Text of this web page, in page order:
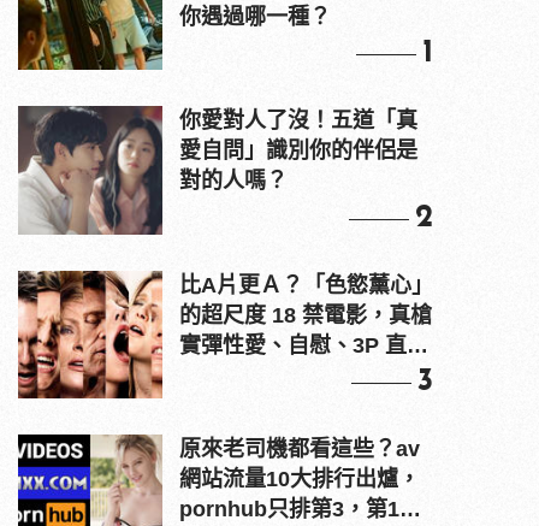
你遇過哪一種？
1
你愛對人了沒！五道「真
愛自問」識別你的伴侶是
對的人嗎？
2
比A片更Ａ？「色慾薰心」
的超尺度 18 禁電影，真槍
實彈性愛、自慰、3P 直接
3
原來老司機都看這些？av
網站流量10大排行出爐，
pornhub只排第3，第1名